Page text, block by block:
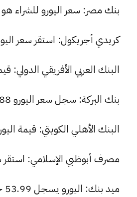
بنك مصر: سعر اليورو للشراء هو 53.88 جنيها، وللبيع 54.20 جنيها.
كريدي أجريكول: استقر سعر اليورو للشراء عند 53.88
البنك العربي الأفريقي الدولي: قيمة اليورو للشراء
بنك البركة: سجل سعر اليورو 53.88 جنيها للشراء و 54.20 للبيع.
البنك الأهلي الكويتي: قيمة اليورو للشراء هي 54.32
مصرف أبوظبي الإسلامي: استقر سعر اليورو للشراء
ميد بنك: اليورو يسجل 53.99 جنيها للشراء و 54.28 جنيها للبيع.